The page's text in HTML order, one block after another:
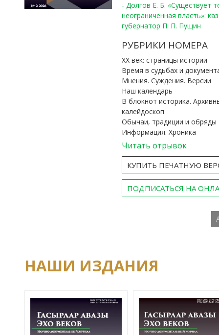
- Долгов Е. Б. «Существует
неограниченная власть»:
губернатор П. П. Пущин
РУБРИКИ НОМЕРА
ХХ век: страницы истории
Время в судьбах и
Мнения. Суждения. Версии
Наш календарь
В блокнот историка.
калейдоскоп
Обычаи, традиции и обряды
Информация. Хроника
Читать отрывок
КУПИТЬ ПЕЧАТНУЮ
ПОДПИСАТЬСЯ НА
НАШИ ИЗДАНИЯ